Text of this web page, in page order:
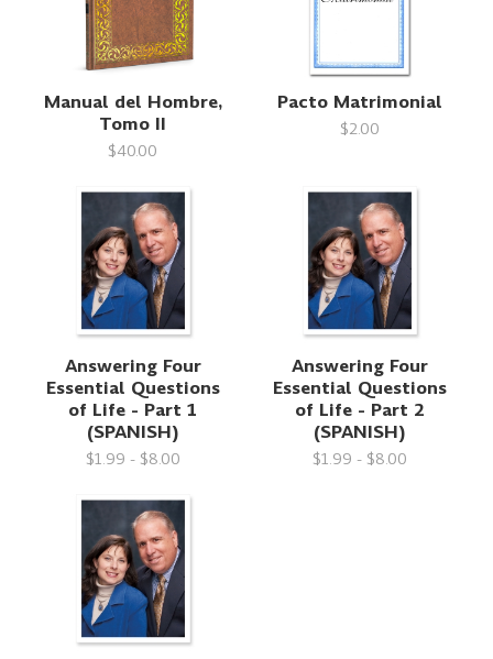
Manual del Hombre,
Tomo II
$40.00
Pacto Matrimonial
$2.00
Answering Four
Essential Questions
of Life - Part 1
(SPANISH)
$1.99 - $8.00
Answering Four
Essential Questions
of Life - Part 2
(SPANISH)
$1.99 - $8.00